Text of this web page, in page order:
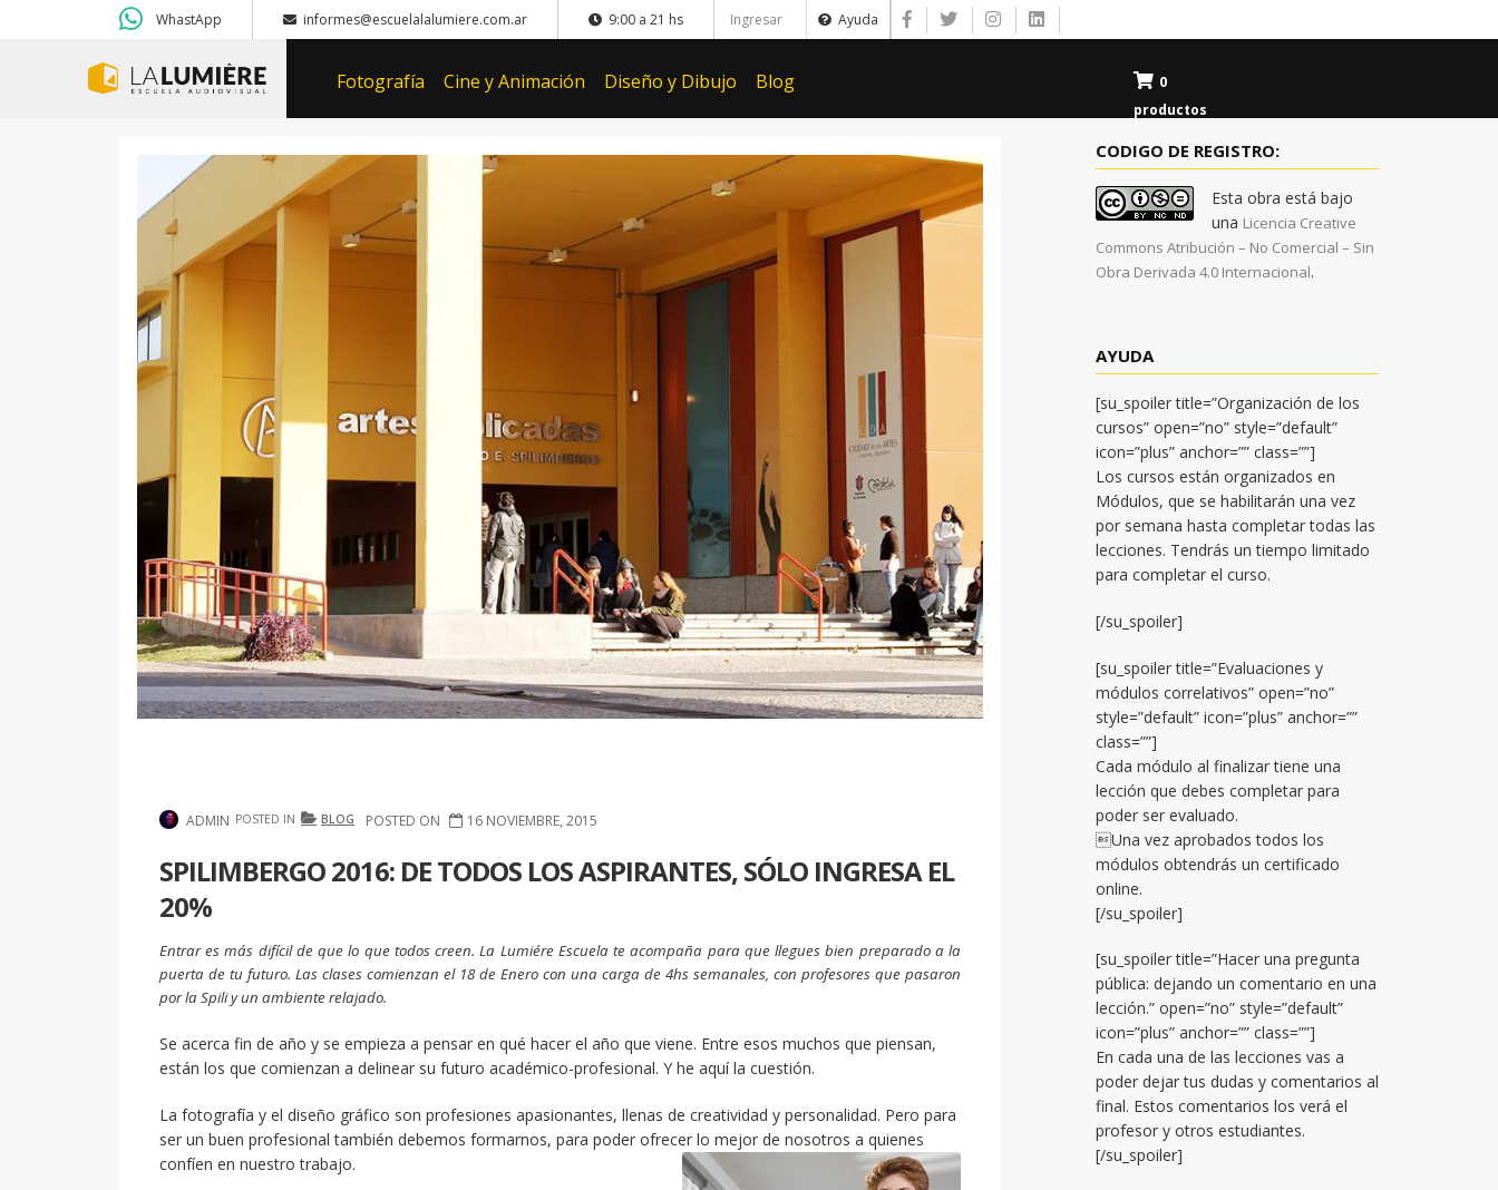
WhastApp informes@escuelalalumiere.com.ar 9:00 a 21 hs Ingresar Ayuda
Fotografía Cine y Animación Diseño y Dibujo Blog
0
productos
ADMIN POSTED ON 16 NOVIEMBRE, 2015
POSTED IN BLOG
SPILIMBERGO 2016: DE TODOS LOS ASPIRANTES, SÓLO INGRESA EL
20%
Entrar es más difícil de que lo que todos creen. La Lumiére Escuela te acompaña para que llegues bien preparado a la
puerta de tu futuro. Las clases comienzan el 18 de Enero con una carga de 4hs semanales, con profesores que pasaron
por la Spili y un ambiente relajado.
Se acerca fin de año y se empieza a pensar en qué hacer el año que viene. Entre esos muchos que piensan,
están los que comienzan a delinear su futuro académico-profesional. Y he aquí la cuestión.
La fotografía y el diseño gráfico son profesiones apasionantes, llenas de creatividad y personalidad. Pero para
ser un buen profesional también debemos formarnos, para poder ofrecer lo mejor de nosotros a quienes
confíen en nuestro trabajo.
CODIGO DE REGISTRO:
Esta obra está bajo
una Licencia Creative
Commons Atribución – No Comercial – Sin
Obra Derivada 4.0 Internacional.
AYUDA
[su_spoiler title=”Organización de los
cursos” open=”no” style=”default”
icon=”plus” anchor=”” class=””]
Los cursos están organizados en
Módulos, que se habilitarán una vez
por semana hasta completar todas las
lecciones. Tendrás un tiempo limitado
para completar el curso.
[/su_spoiler]
[su_spoiler title=”Evaluaciones y
módulos correlativos” open=”no”
style=”default” icon=”plus” anchor=””
class=””]
Cada módulo al finalizar tiene una
lección que debes completar para
poder ser evaluado.
Una vez aprobados todos los
módulos obtendrás un certificado
online.
[/su_spoiler]
[su_spoiler title=”Hacer una pregunta
pública: dejando un comentario en una
lección.” open=”no” style=”default”
icon=”plus” anchor=”” class=””]
En cada una de las lecciones vas a
poder dejar tus dudas y comentarios al
final. Estos comentarios los verá el
profesor y otros estudiantes.
[/su_spoiler]